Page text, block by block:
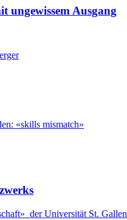
ungewissem Ausgang
«skills mismatch»
der Universität St. Gallen